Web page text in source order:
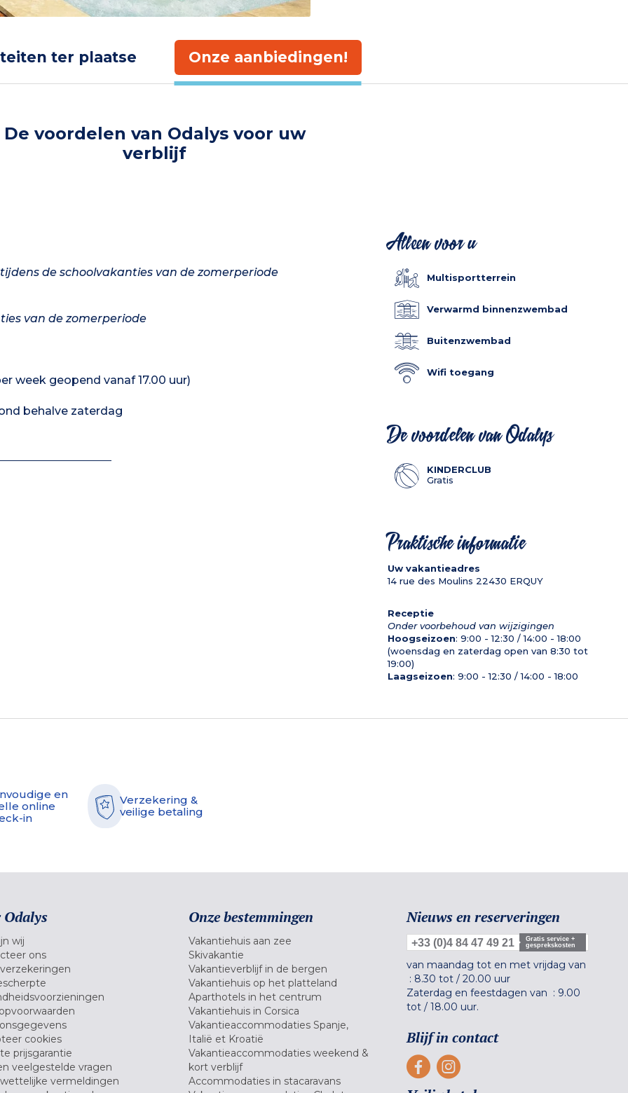
ter plaatse Onze aanbiedingen!
De voordelen van Odalys voor uw
verblijf
de schoolvakanties van de zomerperiode
van de zomerperiode
week geopend vanaf 17.00 uur)
behalve zaterdag
Alleen voor u
Multisportterrein
Verwarmd binnenzwembad
Buitenzwembad
Wifi toegang
De voordelen van Odalys
KINDERCLUB
Gratis
Praktische informatie
Uw vakantieadres
14 rue des Moulins 22430 ERQUY
Receptie
Onder voorbehoud van wijzigingen
Hoogseizoen: 9:00 - 12:30 / 14:00 - 18:00
(woensdag en zaterdag open van 8:30 tot
19:00)
Laagseizoen: 9:00 - 12:30 / 14:00 - 18:00
en
online
in
Verzekering &
veilige betaling
Odalys
wij
ons
cookies
prijsgarantie
veelgestelde vragen
vermeldingen
Onze bestemmingen
Vakantiehuis aan zee
Skivakantie
Vakantieverblijf in de bergen
Vakantiehuis op het platteland
Aparthotels in het centrum
Vakantiehuis in Corsica
Vakantieaccommodaties Spanje,
Italië et Kroatië
Vakantieaccommodaties weekend &
kort verblijf
Accommodaties in stacaravans
Nieuws en reserveringen
+33 (0)4 84 47 49 21
Gratis service +
gesprekskosten
van maandag tot en met vrijdag van
: 8.30 tot / 20.00 uur
Zaterdag en feestdagen van : 9.00
tot / 18.00 uur.
Blijf in contact